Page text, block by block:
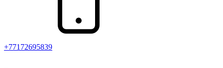
+77172695839